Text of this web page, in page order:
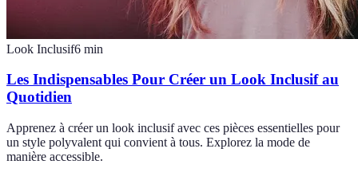
Look Inclusif6 min
Les Indispensables Pour Créer un Look Inclusif au
Quotidien
Apprenez à créer un look inclusif avec ces pièces essentielles pour
un style polyvalent qui convient à tous. Explorez la mode de
manière accessible.